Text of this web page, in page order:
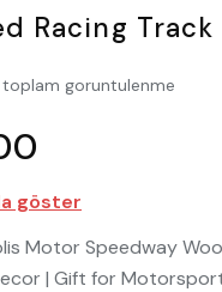
Racing
goruntulenme
göster
Motor Speedway
| Gift for